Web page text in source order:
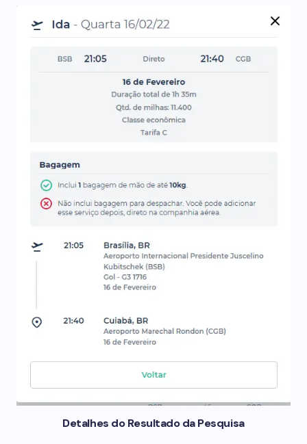
Detalhes do Resultado da Pesquisa